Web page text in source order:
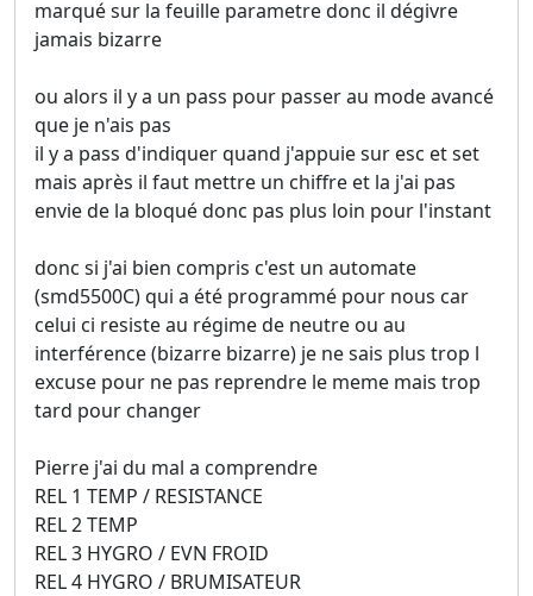
marqué sur la feuille parametre donc il dégivre
jamais bizarre
ou alors il y a un pass pour passer au mode avancé
que je n'ais pas
il y a pass d'indiquer quand j'appuie sur esc et set
mais après il faut mettre un chiffre et la j'ai pas
envie de la bloqué donc pas plus loin pour l'instant
donc si j'ai bien compris c'est un automate
(smd5500C) qui a été programmé pour nous car
celui ci resiste au régime de neutre ou au
interférence (bizarre bizarre) je ne sais plus trop l
excuse pour ne pas reprendre le meme mais trop
tard pour changer
Pierre j'ai du mal a comprendre
REL 1 TEMP / RESISTANCE
REL 2 TEMP
REL 3 HYGRO / EVN FROID
REL 4 HYGRO / BRUMISATEUR